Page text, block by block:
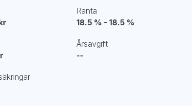
Ränta
18.5 % - 18.5 %
Årsavgift
--